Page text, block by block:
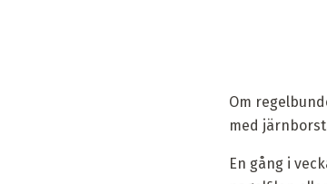
Om
med
En gång i